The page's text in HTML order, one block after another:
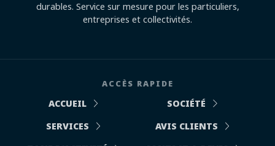
durables. Service sur mesure pour les particuliers,
entreprises et collectivités.
ACCÈS RAPIDE
ACCUEIL
SOCIÉTÉ
SERVICES
AVIS CLIENTS